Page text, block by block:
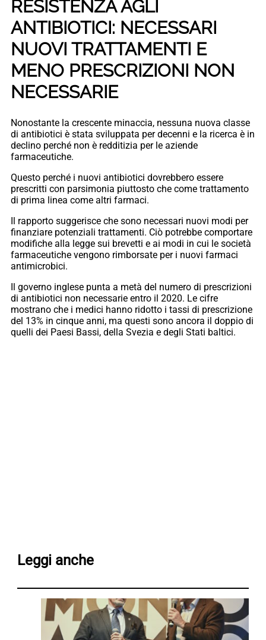
RESISTENZA AGLI
ANTIBIOTICI: NECESSARI
NUOVI TRATTAMENTI E
MENO PRESCRIZIONI NON
NECESSARIE
Nonostante la crescente minaccia, nessuna nuova classe
di antibiotici è stata sviluppata per decenni e la ricerca è in
declino perché non è redditizia per le aziende
farmaceutiche.
Questo perché i nuovi antibiotici dovrebbero essere
prescritti con parsimonia piuttosto che come trattamento
di prima linea come altri farmaci.
Il rapporto suggerisce che sono necessari nuovi modi per
finanziare potenziali trattamenti. Ciò potrebbe comportare
modifiche alla legge sui brevetti e ai modi in cui le società
farmaceutiche vengono rimborsate per i nuovi farmaci
antimicrobici.
Il governo inglese punta a metà del numero di prescrizioni
di antibiotici non necessarie entro il 2020. Le cifre
mostrano che i medici hanno ridotto i tassi di prescrizione
del 13% in cinque anni, ma questi sono ancora il doppio di
quelli dei Paesi Bassi, della Svezia e degli Stati baltici.
Leggi anche